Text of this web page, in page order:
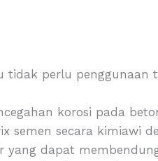
tidak perlu penggunaan
korosi pada
semen secara kimiawi
dapat